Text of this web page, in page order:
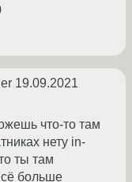
19.09.2021
что-то там
нету in-
ты там
больше